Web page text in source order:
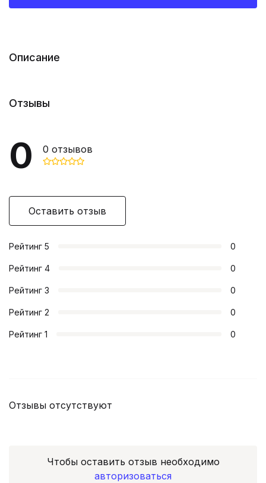
Описание
Отзывы
0 0 отзывов
Оставить отзыв
Рейтинг 5 0
Рейтинг 4 0
Рейтинг 3 0
Рейтинг 2 0
Рейтинг 1 0
Отзывы отсутствуют
Чтобы оставить отзыв необходимо
авторизоваться